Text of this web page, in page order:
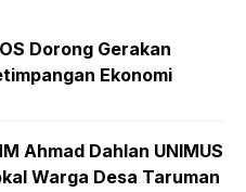
Dorong Gerakan
Ekonomi
Ahmad Dahlan UNIMUS
Warga Desa Taruman